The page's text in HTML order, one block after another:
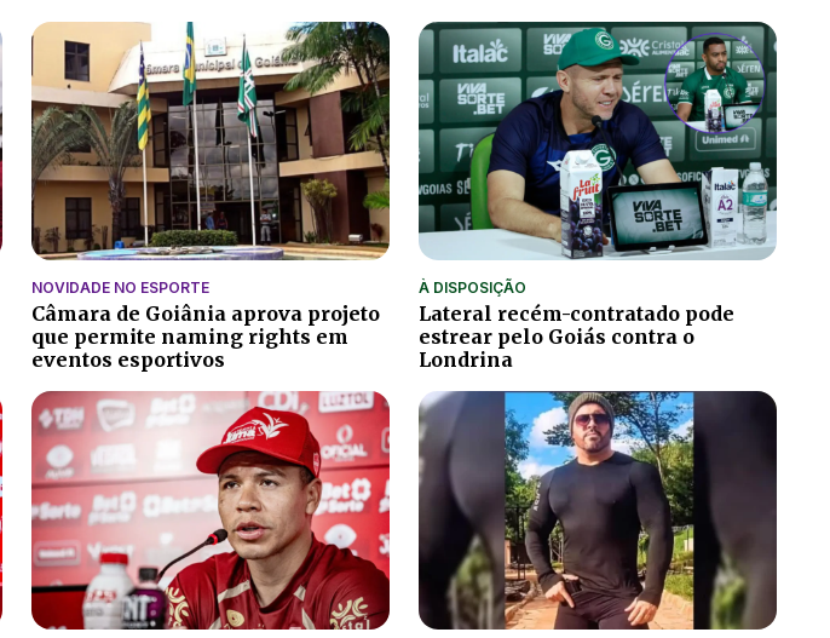
NOVIDADE NO ESPORTE
Câmara de Goiânia aprova projeto
que permite naming rights em
eventos esportivos
À DISPOSIÇÃO
Lateral recém-contratado pode
estrear pelo Goiás contra o
Londrina